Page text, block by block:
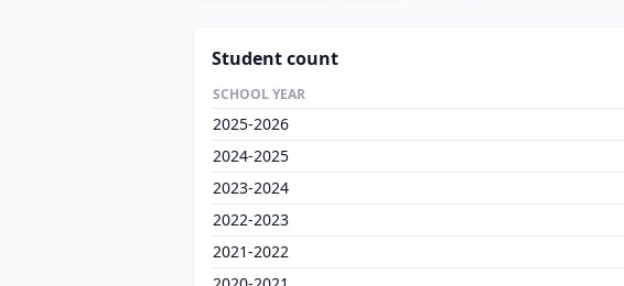
Student count
SCHOOL YEAR
2025-2026
2024-2025
2023-2024
2022-2023
2021-2022